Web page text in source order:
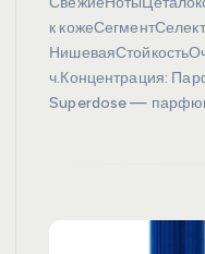
к
ч.Концентрация:
Superdose —